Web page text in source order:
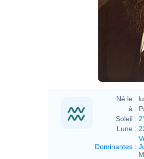
Né le :
à :
Soleil :
Lune :
Dominantes :